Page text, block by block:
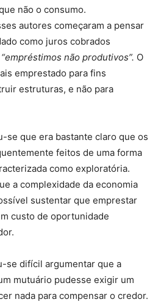
não o consumo.
autores começaram a pensar
como juros cobrados
“empréstimos não produtivos”. O
emprestado para fins
estruturas, e não para
se que era bastante claro que os
feitos de uma forma
como exploratória.
a complexidade da economia
sustentar que emprestar
custo de oportunidade
se difícil argumentar que a
mutuário pudesse exigir um
nada para compensar o credor.